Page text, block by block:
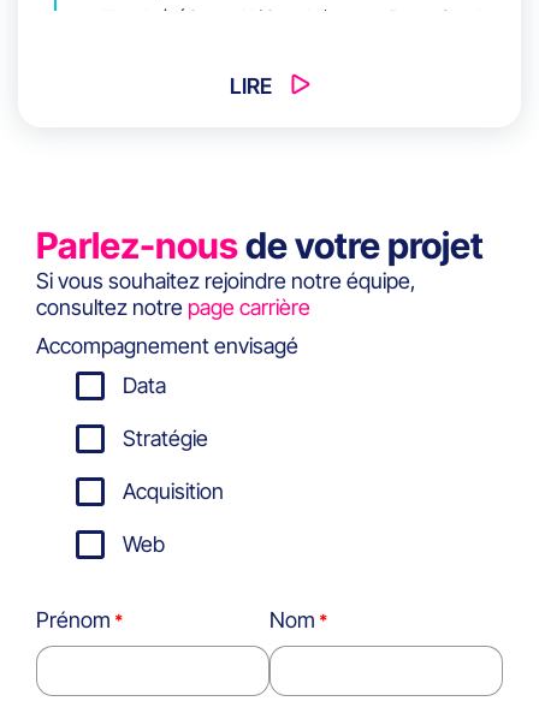
milliards$ (OpenAI/Oracle), puis DeepSeek
en un jour. Question centrale : révolution
LIRE
Parlez-nousde votre projet
Si vous souhaitez rejoindre notre équipe,
consultez notre page carrière
Accompagnement envisagé
Data
Stratégie
Acquisition
Web
Prénom Nom